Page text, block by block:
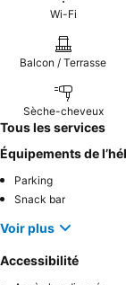
Wi-Fi
Balcon / Terrasse
Sèche-cheveux
Tous les services
Équipements de
Parking
Snack bar
Voir plus
Accessibilité